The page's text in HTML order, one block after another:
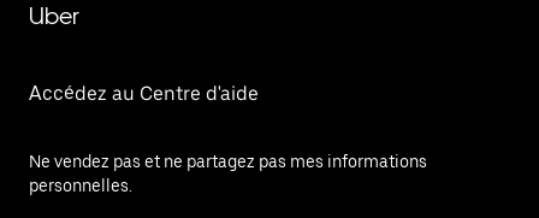
Uber
Accédez au Centre d'aide
Ne vendez pas et ne partagez pas mes informations
personnelles.